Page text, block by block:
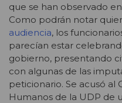
que se han observado
Como podrán notar
audiencia, los
parecían estar
gobierno, presentando
con algunas de las
peticionario. Se acusó al
Humanos de la UDP de